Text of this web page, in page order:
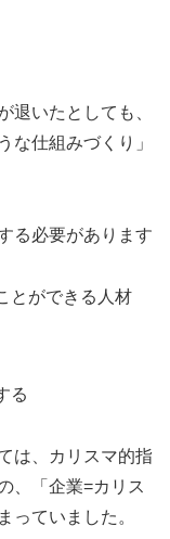
退いたとしても、
な仕組みづくり」
る必要があります
とができる人材
る
は、カリスマ的指
、「企業=カリス
っていました。